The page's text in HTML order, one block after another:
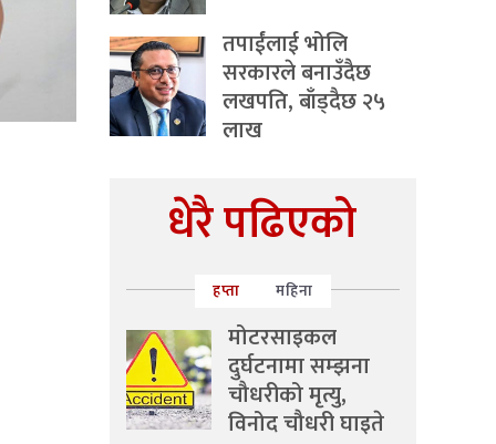
तपाईंलाई भोलि
सरकारले बनाउँदैछ
लखपति, बाँड्दैछ २५
लाख
धेरै पढिएको
हप्ता महिना
मोटरसाइकल
दुर्घटनामा सम्झना
चौधरीको मृत्यु,
विनोद चौधरी घाइते